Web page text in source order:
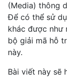
(Media) thông
Để có thể sử
khác được như
bộ giải mã hỗ
này.
Bài viết này sẽ